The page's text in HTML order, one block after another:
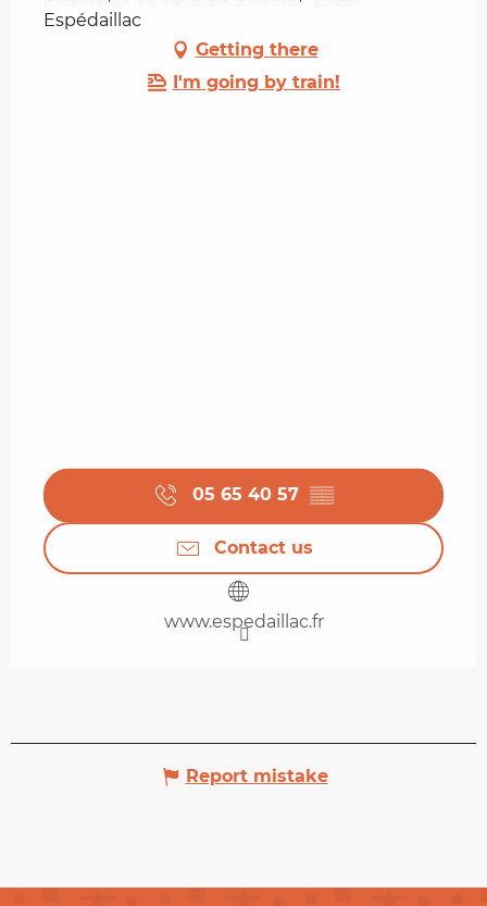
Espédaillac
Getting there
I'm going by train!
05 65 40 57 ▒▒
Contact us
www.espedaillac.fr
Report mistake